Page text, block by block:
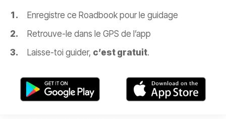
Enregistre ce Roadbook pour le guidage
Retrouve-le dans le GPS de l’app
Laisse-toi guider, c’est gratuit.